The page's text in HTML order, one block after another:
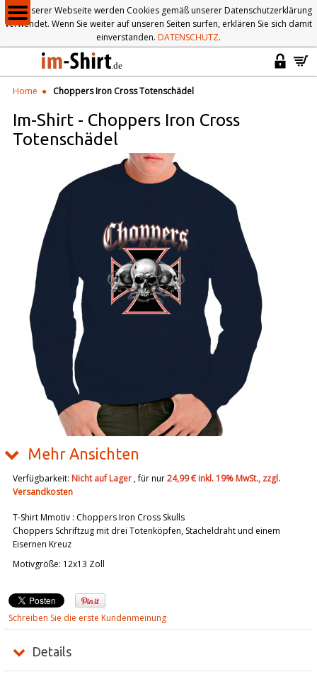
Auf unserer Webseite werden Cookies gemäß unserer Datenschutzerklärung
verwendet. Wenn Sie weiter auf unseren Seiten surfen, erklären Sie sich damit
einverstanden. DATENSCHUTZ.
Home Choppers Iron Cross Totenschädel
Im-Shirt - Choppers Iron Cross
Totenschädel
Mehr Ansichten
T-Shirt Mmotiv : Choppers Iron Cross Skulls
Choppers Schriftzug mit drei Totenköpfen, Stacheldraht und einem
Eisernen Kreuz
Motivgröße: 12x13 Zoll
Verfügbarkeit: Nicht auf Lager, für nur24,99 € inkl. 19% MwSt., zzgl.
Versandkosten
Schreiben Sie die erste Kundenmeinung
Details